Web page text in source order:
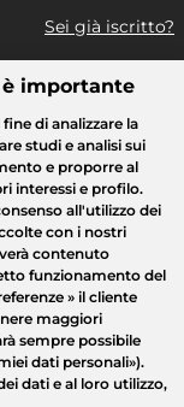
Sei già iscritto?
Elettrodomestici
importante
di analizzare la
studi e analisi sui
e proporre al
interessi e profilo.
all'utilizzo dei
con i nostri
contenuto
funzionamento del
»il cliente
maggiori
sempre possibile
dati personali»).
dati e al loro utilizzo,